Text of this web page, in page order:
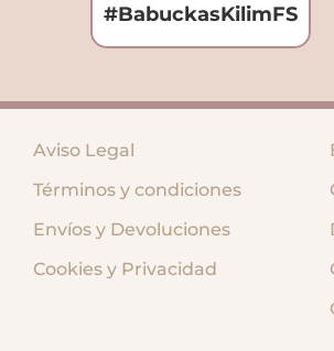
#BabuckasKilimFS
Aviso Legal
Términos y condiciones
Envíos y Devoluciones
Cookies y Privacidad